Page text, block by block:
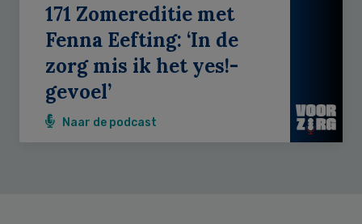
171 Zomereditie met
Fenna Eefting: ‘In de
zorg mis ik het yes!-
gevoel’
Naar de podcast